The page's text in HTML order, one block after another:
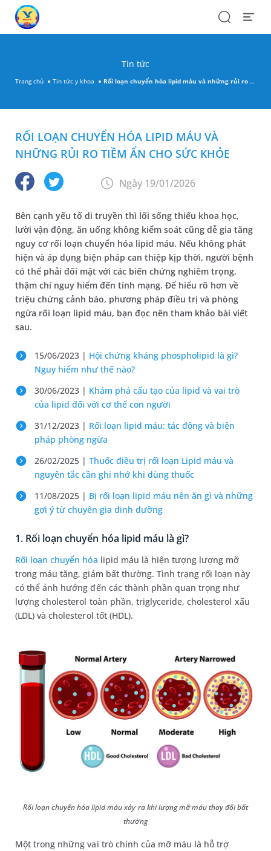
SearchOpen
Tin tức
Trang chủ Tin tức y khoa Rối loạn chuyển hóa lipid máu và những rủi ro tiềm ẩn cho sức khỏe
RỐI LOẠN CHUYỂN HÓA LIPID MÁU VÀ
NHỮNG RỦI RO TIỀM ẨN CHO SỨC KHỎE
Ngày 19/01/2026
Bên cạnh yếu tố di truyền thì lối sống thiếu khoa học,
lười vận động, ăn uống không kiểm soát cũng dễ gia tăng
nguy cơ rối loạn chuyển hóa lipid máu. Nếu không phát
hiện và áp dụng biện pháp can thiệp kịp thời, người bệnh
có thể phải đối mặt với các biến chứng nghiêm trọng,
thậm chí nguy hiểm đến tính mạng. Để hiểu rõ hơn về
triệu chứng cảnh báo, phương pháp điều trị và phòng
ngừa rối loạn lipid máu, bạn đọc nên tham khảo bài viết
sau.
15/06/2023 | Hội chứng kháng phospholipid là gì?
Nguy hiểm như thế nào?
30/06/2023 | Khám phá cấu tạo của lipid và vai trò
của lipid đối với cơ thể con người
31/12/2023 | Rối loạn lipid máu: tác động và biện
pháp phòng ngừa
26/02/2025 | Thuốc điều trị rối loạn Lipid máu và
nguyên tắc cần ghi nhớ khi dùng thuốc
11/08/2025 | Bị rối loạn lipid máu nên ăn gì và những
gợi ý từ chuyên gia dinh dưỡng
1. Rối loạn chuyển hóa lipid máu là gì?
Rối loạn chuyển hóa lipid máu là hiện tượng lượng mỡ
trong máu tăng, giảm bất thường. Tình trạng rối loạn này
có thể ảnh hưởng đến các thành phần quan trọng như
lượng cholesterol toàn phần, triglyceride, cholesterol xấu
(LDL) và cholesterol tốt (HDL).
Rối loạn chuyển hóa lipid máu xảy ra khi lượng mỡ máu thay đổi bất
thường
Một trong những vai trò chính của mỡ máu là hỗ trợ